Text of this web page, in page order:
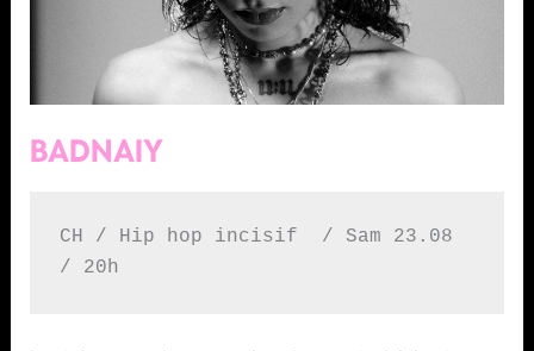
BADNAIY
CH / Hip hop incisif  / Sam 23.08
/ 20h